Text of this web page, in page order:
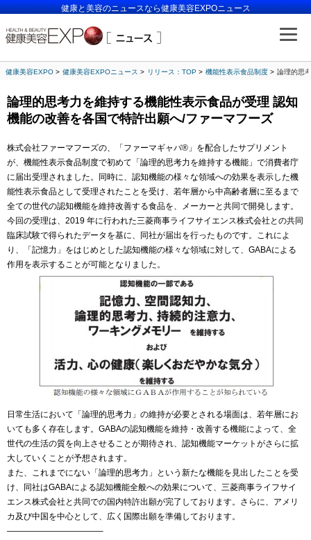
健康と美容のニュースなら健康美容EXPOニュース
健康美容EXPO 健康美容EXPOニュース リリース：TOP 機能性表示食品制度 論理的思
論理的思考力を維持する機能性表示食品が受理 認知
機能の改善を各国で特許出願へ/ファーマフーズ
株式会社ファーマフーズの、「ファーマギャバ®」を配合したサプリメント
が、機能性表示食品制度で初めて「論理的思考力を維持する機能」で消費者庁
に届出受理されました。同時に、認知機能の様々な領域への効果を表示した機
能性表示食品として受理されたことを受け、若年層から中高齢者層に至るまで
全ての世代の認知機能を維持改善する食品を、メーカーと共同で開発します。
今回の受理は、2019 年に行われた三菱商事ライフサイエンス株式会社との共同
臨床試験で得られたデータを基に、同社が届出を行ったものです。これによ
り、「記憶力」をはじめとした認知機能の様々な領域に対して、GABAによる
作用を表示することが可能となりました。
日常生活において「論理的思考力」の維持が必要とされる場面は、若年層にお
いても多く存在します。GABAの認知機能を維持・改善する機能によって、全
世代の生活の質を向上させることが期待され、認知機能マーケットがさらに拡
大していくことが予想されます。
また、これまでにない「論理的思考力」という新たな機能を見出したことを受
け、同社はGABAによる認知機能全般への効果について、三菱商事ライフサイ
エンス株式会社と共同での国内特許出願が完了しております。さらに、アメリ
カ及び中国を中心として、広く国際出願を準備しております。
———————————–